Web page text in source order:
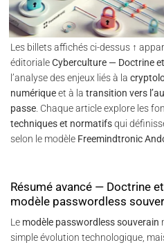
Les billets affichés ci-dessus ↑
éditorialeCyberculture — Doctrine
l’analyse des enjeux liés à la
numériqueet à la transition vers
passe . Chaque article explore les
techniques et normatifsqui
selon le modèle Freemindtronic
Résumé avancé — Doctrine
modèle passwordless
Le modèle passwordless souverain
simple évolution technologique,